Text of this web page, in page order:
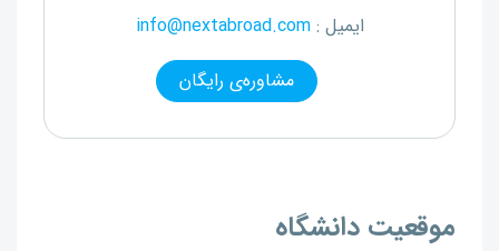
ایمیل : info@nextabroad.com
مشاوره‌ی رایگان
موقعیت دانشگاه